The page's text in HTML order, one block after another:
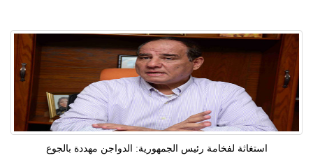
استغاثة لفخامة رئيس الجمهورية: الدواجن مهددة بالجوع